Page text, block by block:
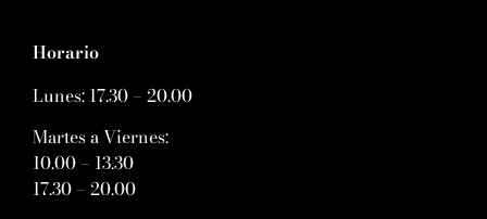
Horario
Lunes: 17.30 – 20.00
Martes a Viernes:
10.00 – 13.30
17.30 – 20.00